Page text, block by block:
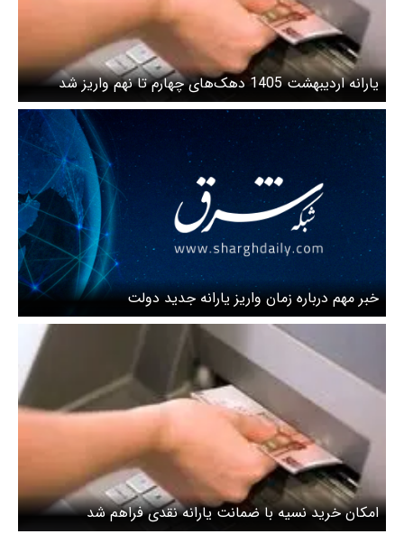
یارانه اردیبهشت 1405 دهک‌های چهارم تا نهم واریز شد
خبر مهم درباره زمان واریز یارانه جدید دولت
امکان خرید نسیه با ضمانت یارانه نقدی فراهم شد